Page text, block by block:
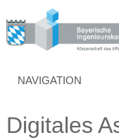
NAVIGATION
Digitales